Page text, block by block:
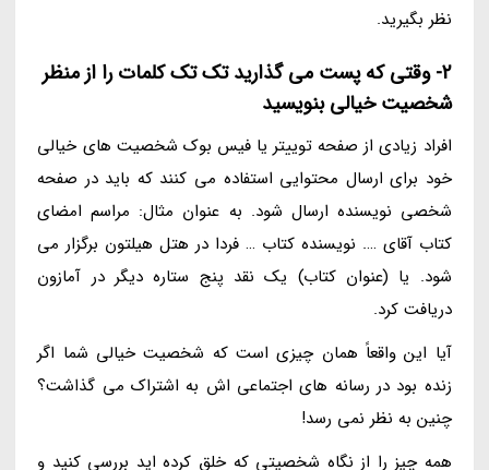
نظر بگیرید.
2- وقتی که پست می گذارید تک تک کلمات را از منظر
شخصیت خیالی بنویسید
افراد زیادی از صفحه توییتر یا فیس بوک شخصیت های خیالی
خود برای ارسال محتوایی استفاده می کنند که باید در صفحه
شخصی نویسنده ارسال شود. به عنوان مثال: مراسم امضای
کتاب آقای …. نویسنده کتاب … فردا در هتل هیلتون برگزار می
شود. یا (عنوان کتاب) یک نقد پنج ستاره دیگر در آمازون
دریافت کرد.
آیا این واقعاً همان چیزی است که شخصیت خیالی شما اگر
زنده بود در رسانه های اجتماعی اش به اشتراک می گذاشت؟
چنین به نظر نمی رسد!
همه چیز را از نگاه شخصیتی که خلق کرده اید بررسی کنید و